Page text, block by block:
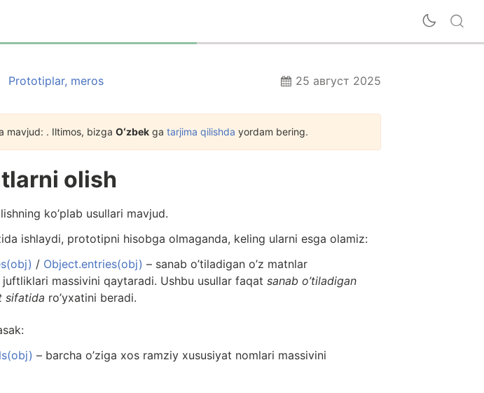
Prototiplar, meros 25 август 2025
mavjud: . Iltimos, bizga Oʻzbek ga tarjima qilishda yordam bering.
olish
ko’plab usullari mavjud.
ishlaydi, prototipni hisobga olmaganda, keling ularni esga olamiz:
/ Object.entries(obj) – sanab o’tiladigan o’z matnlar
massivini qaytaradi. Ushbu usullar faqat sanab o’tiladigan
sifatida ro’yxatini beradi.
– barcha o’ziga xos ramziy xususiyat nomlari massivini